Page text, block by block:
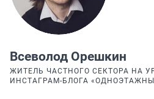
Всеволод Орешкин
ЖИТЕЛЬ ЧАСТНОГО СЕКТОРА НА
ИНСТАГРАМ-БЛОГА